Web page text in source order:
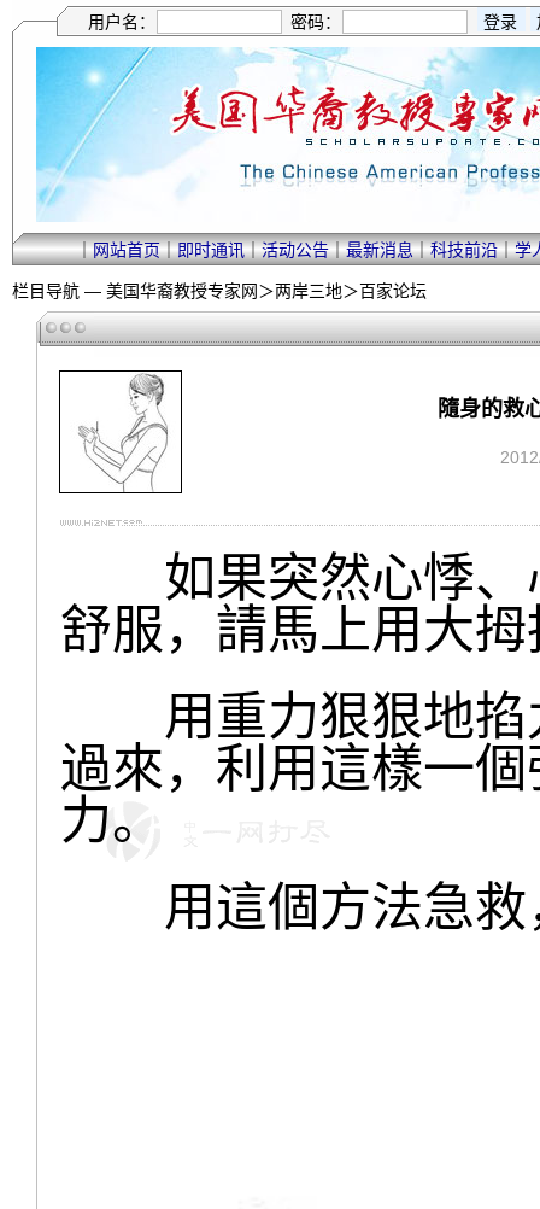
用户名： 密码：
｜网站首页｜即时通讯｜活动公告｜最新消息｜科技前沿｜学
栏目导航 — 美国华裔教授专家网＞两岸三地＞百家论坛
隨身的救
如果突然心悸、
舒服，請馬上用大
用重力狠狠地掐
過來，利用這樣一
力。
用這個方法急救